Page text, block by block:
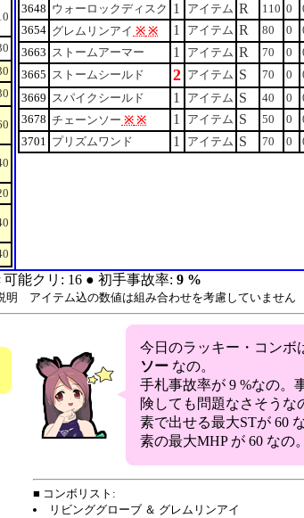
3648 ウォーロックディスク 1 アイテム R 110 0
3654 グレムリンアイ ※ ※ 1 アイテム R 80 0
3663 ストームアーマー 1 アイテム R 70 0
3665 ストームシールド 2 アイテム S 70 0
3669 スパイクシールド 1 アイテム S 40 0
3678 チェーンソー ※ ※ 1 アイテム S 50 0
3701 プリズムワンド 1 アイテム S 70 0
能クリ: 16 ● 初手事故率: 9 %
明 アイテム込の数値は組み合わせを考慮していません
今日のラッキー・コンボ
ソー なの。
手札事故率が 9 %なの。
険しても問題なさそうな
素で出せる最大STが 60
素の最大MHP が 60 なの
■ コンボリスト:
リビンググローブ ＆ グレムリンアイ